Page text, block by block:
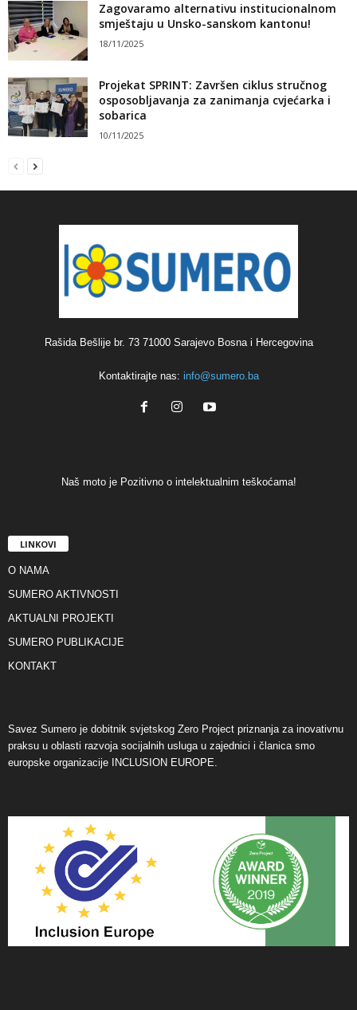
Zagovaramo alternativu institucionalnom
smještaju u Unsko-sanskom kantonu!
18/11/2025
Projekat SPRINT: Završen ciklus stručnog
osposobljavanja za zanimanja cvjećarka i
sobarica
10/11/2025
Rašida Bešlije br. 73 71000 Sarajevo Bosna i Hercegovina
Kontaktirajte nas: info@sumero.ba
Naš moto je Pozitivno o intelektualnim teškoćama!
LINKOVI
O NAMA
SUMERO AKTIVNOSTI
AKTUALNI PROJEKTI
SUMERO PUBLIKACIJE
KONTAKT
Savez Sumero je dobitnik svjetskog Zero Project priznanja za inovativnu
praksu u oblasti razvoja socijalnih usluga u zajednici i članica smo
europske organizacije INCLUSION EUROPE.